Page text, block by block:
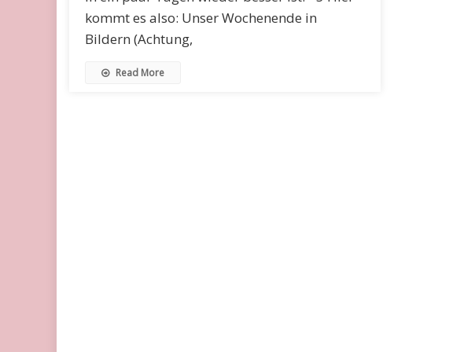
kommt es also: Unser Wochenende in
Bildern (Achtung,
Read More